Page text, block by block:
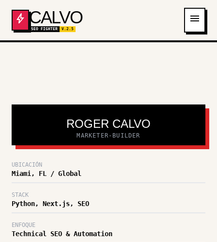
bolt CALVO
SEO FIGHTER V.2.5
menu
ROGER
CALVOROGER CALVO
MARKETER-BUILDER
UBICACIÓN
Miami, FL / Global
STACK
Python, Next.js, SEO
ENFOQUE
Technical SEO & Automation